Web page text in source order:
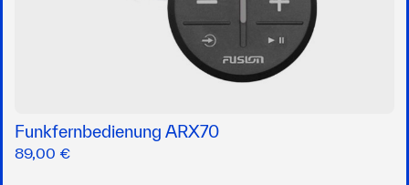
Funkfernbedienung ARX70
89,00 €